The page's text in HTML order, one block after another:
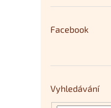
Facebook
Vyhledávání